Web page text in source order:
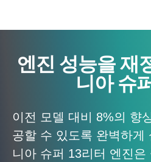
엔진 성능을 재정의하는 스카
니아 슈
이전 모델 대비 8%의 향
공할 수 있도록 완벽하게
니아 슈퍼 13리터 엔진은